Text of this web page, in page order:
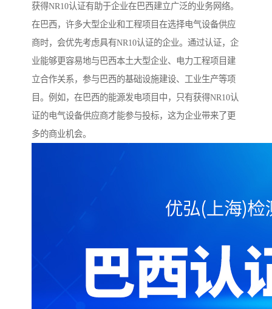
获得NR10认证有助于企业在巴西建立广泛的业务网络。
在巴西，许多大型企业和工程项目在选择电气设备供应
商时，会优先考虑具有NR10认证的企业。通过认证，企
业能够更容易地与巴西本土大型企业、电力工程项目建
立合作关系，参与巴西的基础设施建设、工业生产等项
目。例如，在巴西的能源发电项目中，只有获得NR10认
证的电气设备供应商才能参与投标，这为企业带来了更
多的商业机会。